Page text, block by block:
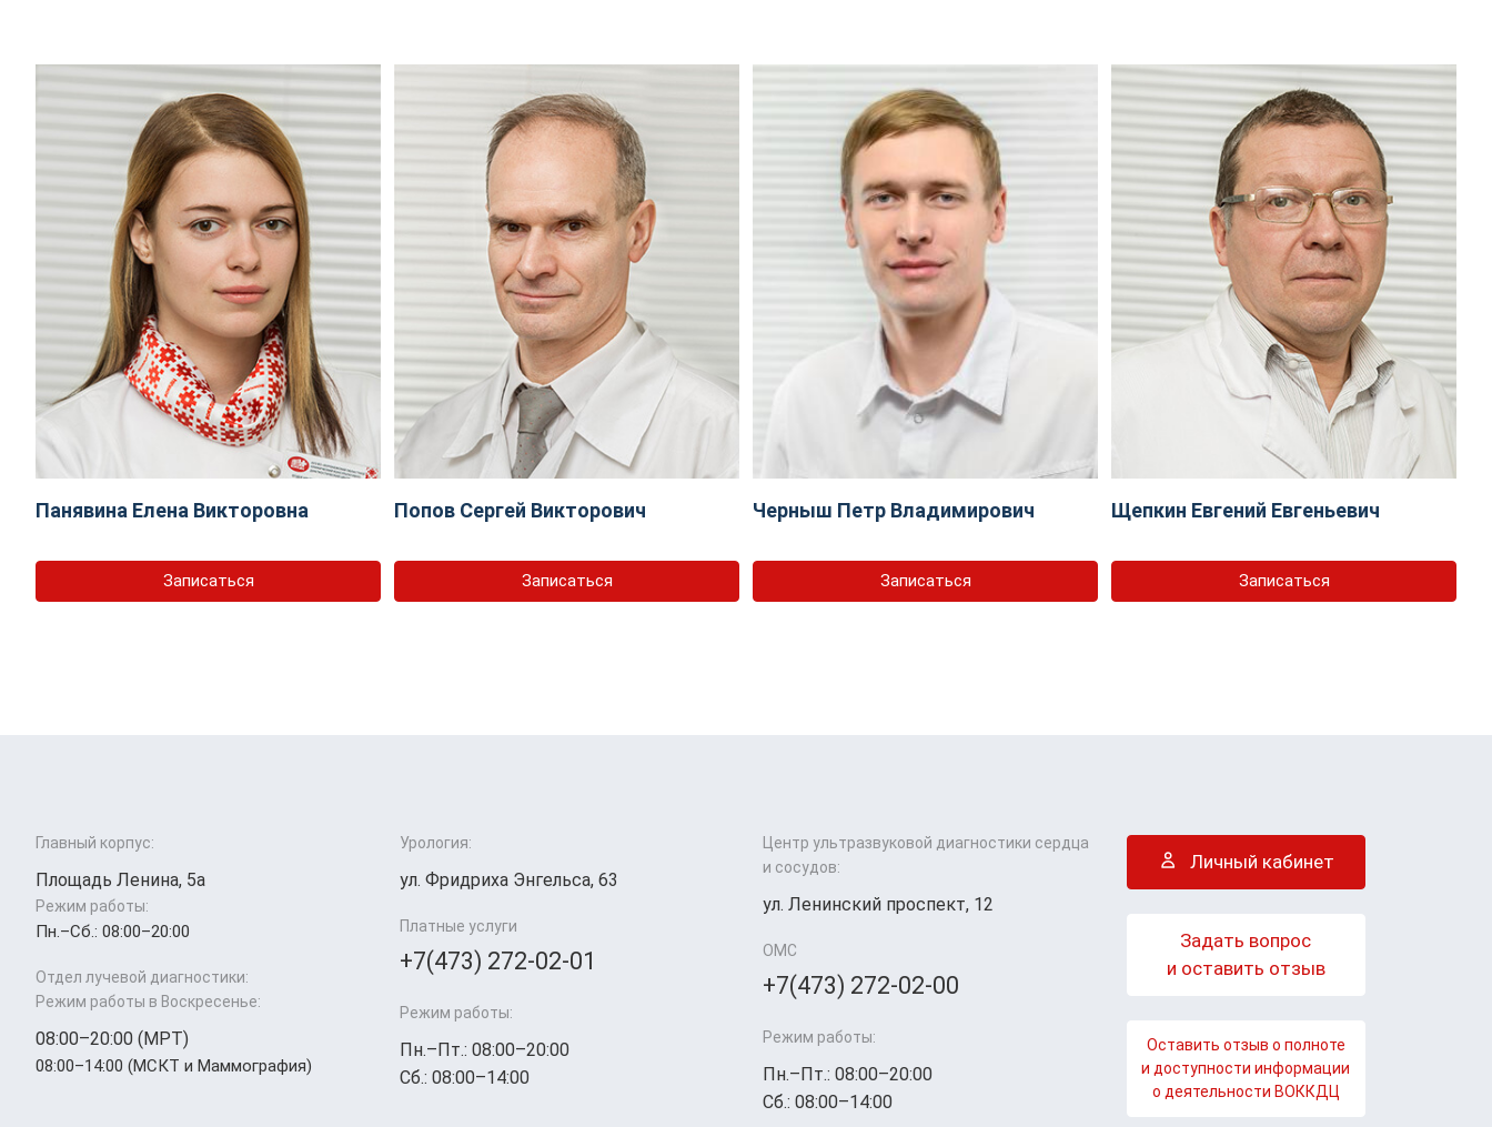
Панявина Елена Викторовна
Записаться
Попов Сергей Викторович
Записаться
Черныш Петр Владимирович
Записаться
Щепкин Евгений Евгеньевич
Записаться
Главный корпус:
Площадь Ленина, 5а
Режим работы:
Пн.–Cб.: 08:00–20:00
Отдел лучевой диагностики:
Режим работы в Воскресенье:
08:00–20:00 (МРТ)
08:00–14:00 (МСКТ и Маммография)
Урология:
ул. Фридриха Энгельса, 63
Платные услуги
+7(473) 272-02-01
Режим работы:
Пн.–Пт.: 08:00–20:00
Сб.: 08:00–14:00
Центр ультразвуковой диагностики сердца
и сосудов:
ул. Ленинский проспект, 12
ОМС
+7(473) 272-02-00
Режим работы:
Пн.–Пт.: 08:00–20:00
Сб.: 08:00–14:00
Личный кабинет
Задать вопрос
и оставить отзыв
Оставить отзыв о полноте
и доступности информации
о деятельности ВОККДЦ